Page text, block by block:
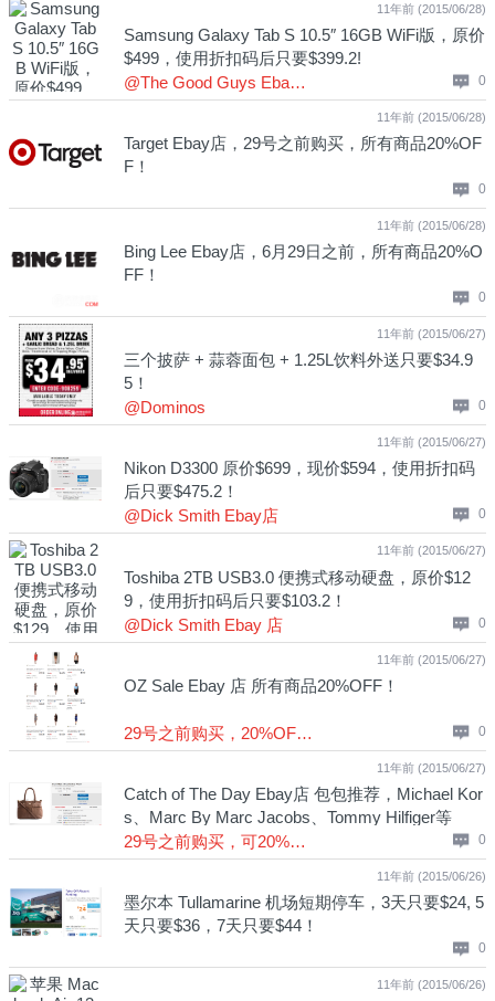
11年前 (2015/06/28)
Samsung Galaxy Tab S 10.5″ 16GB WiFi版，原价
$499，使用折扣码后只要$399.2!
@The Good Guys Ebay店
0
11年前 (2015/06/28)
Target Ebay店，29号之前购买，所有商品20%OF
F！
0
11年前 (2015/06/28)
Bing Lee Ebay店，6月29日之前，所有商品20%O
FF！
0
11年前 (2015/06/27)
三个披萨 + 蒜蓉面包 + 1.25L饮料外送只要$34.9
5！
@Dominos
0
11年前 (2015/06/27)
Nikon D3300 原价$699，现价$594，使用折扣码
后只要$475.2！
@Dick Smith Ebay店
0
11年前 (2015/06/27)
Toshiba 2TB USB3.0 便携式移动硬盘，原价$12
9，使用折扣码后只要$103.2！
@Dick Smith Ebay 店
0
11年前 (2015/06/27)
OZ Sale Ebay 店 所有商品20%OFF！
29号之前购买，20%OFF！ 0
11年前 (2015/06/27)
Catch of The Day Ebay店 包包推荐，Michael Kor
s、Marc By Marc Jacobs、Tommy Hilfiger等
29号之前购买，可20%OFF！
0
11年前 (2015/06/26)
墨尔本 Tullamarine 机场短期停车，3天只要$24, 5
天只要$36，7天只要$44！
0
11年前 (2015/06/26)